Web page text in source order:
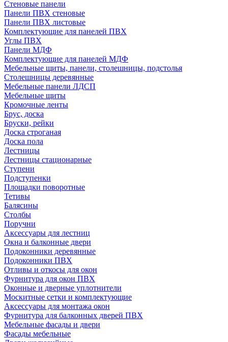
Стеновые панели
Панели ПВХ стеновые
Панели ПВХ листовые
Комплектующие для панелей ПВХ
Углы ПВХ
Панели МДФ
Комплектующие для панелей МДФ
Мебельные щиты, панели, столешницы, подстолья
Столешницы деревянные
Мебельные панели ЛДСП
Мебельные щиты
Кромочные ленты
Брус, доска
Бруски, рейки
Доска строганая
Доска пола
Лестницы
Лестницы стационарные
Ступени
Подступенки
Площадки поворотные
Тетивы
Балясины
Столбы
Поручни
Аксессуары для лестниц
Окна и балконные двери
Подоконники деревянные
Подоконники ПВХ
Отливы и откосы для окон
Фурнитура для окон ПВХ
Оконные и дверные уплотнители
Москитные сетки и комплектующие
Аксессуары для монтажа окон
Фурнитура для балконных дверей ПВХ
Мебельные фасады и двери
Фасады мебельные